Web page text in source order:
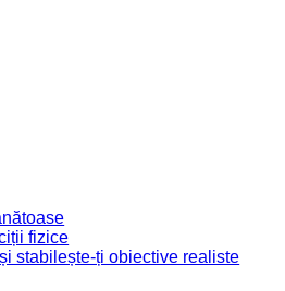
fizice
stabilește-ți obiective realiste